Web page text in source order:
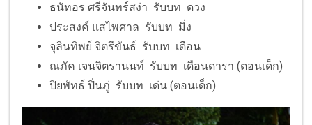
ธนัทอร ศรีจันทร์สง่า รับบท ดวง
ประสงค์ แสไพศาล รับบท มิ่ง
จุลินทิพย์ จิตรีขันธ์ รับบท เดือน
ณภัค เจนจิตรานนท์ รับบท เดือนดารา (ตอนเด็ก)
ปิยพัทธ์ ปิ่นภู่ รับบท เด่น (ตอนเด็ก)